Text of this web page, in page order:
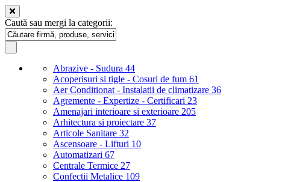
Caută sau mergi la categorii:
Abrazive - Sudura 44
Acoperisuri si tigle - Cosuri de fum 61
Aer Conditionat - Instalatii de climatizare 36
Agremente - Expertize - Certificari 23
Amenajari interioare si exterioare 205
Arhitectura si proiectare 37
Articole Sanitare 32
Ascensoare - Lifturi 10
Automatizari 67
Centrale Termice 27
Confectii Metalice 109